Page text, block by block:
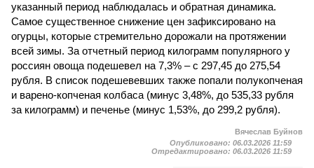
указанный период наблюдалась и обратная динамика.
Самое существенное снижение цен зафиксировано на
огурцы, которые стремительно дорожали на протяжении
всей зимы. За отчетный период килограмм популярного у
россиян овоща подешевел на 7,3% – с 297,45 до 275,54
рубля. В список подешевевших также попали полукопченая
и варено-копченая колбаса (минус 3,48%, до 535,33 рубля
за килограмм) и печенье (минус 1,53%, до 299,2 рубля).
Вячеслав Буйнов
Опубликовано: 06.03.2026 11:59
Отредактировано: 06.03.2026 11:59